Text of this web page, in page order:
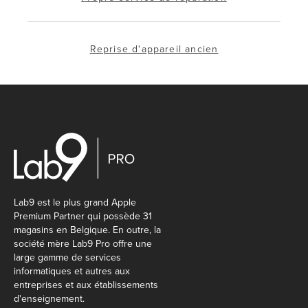
Reprise d'appareil ancien
Lab9 est le plus grand Apple
Premium Partner qui possède 31
magasins en Belgique. En outre, la
société mère Lab9 Pro offre une
large gamme de services
informatiques et autres aux
entreprises et aux établissements
d'enseignement.